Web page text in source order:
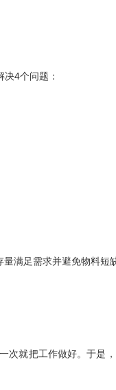
决4个问题：
满足需求并避免物料短
次就把工作做好。于是